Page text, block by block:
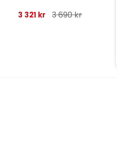
3 321 kr 3 690 kr